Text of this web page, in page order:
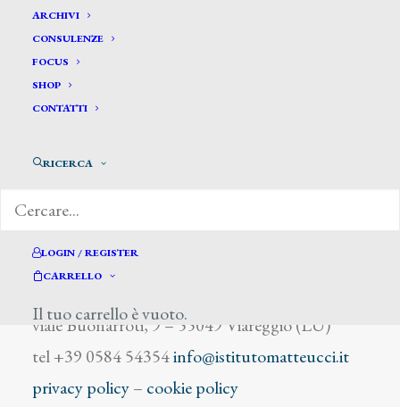
ARCHIVI
CONSULENZE
FOCUS
SHOP
CONTATTI
RICERCA
LOGIN / REGISTER
CARRELLO
Il tuo carrello è vuoto.
Bastianini Giovanni
viale Buonarroti, 9 – 55049 Viareggio (LU)
tel +39 0584 54354info@istitutomatteucci.it
privacy policy– cookie policy